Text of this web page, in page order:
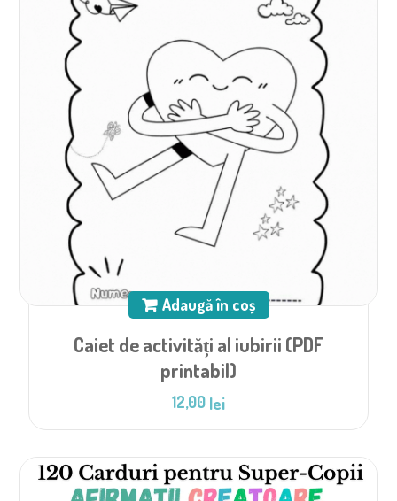
Adaugă în coș
Caiet de activități al iubirii (PDF
printabil)
12,00 lei